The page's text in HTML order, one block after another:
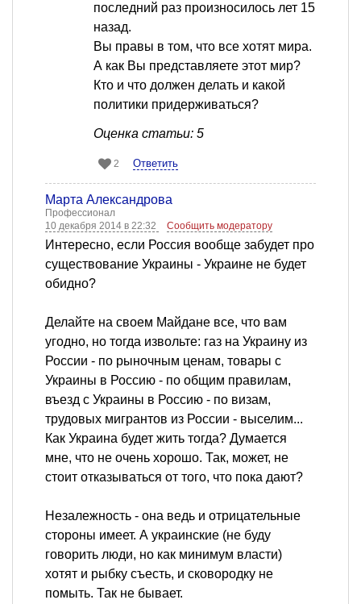
последний раз произносилось лет 15
назад.
Вы правы в том, что все хотят мира.
А как Вы представляете этот мир?
Кто и что должен делать и какой
политики придерживаться?
Оценка статьи: 5
2 Ответить
Марта Александрова
Профессионал
10 декабря 2014 в 22:32
Сообщить модератору
Интересно, если Россия вообще забудет про
существование Украины - Украине не будет
обидно?
Делайте на своем Майдане все, что вам
угодно, но тогда извольте: газ на Украину из
России - по рыночным ценам, товары с
Украины в Россию - по общим правилам,
въезд с Украины в Россию - по визам,
трудовых мигрантов из России - выселим...
Как Украина будет жить тогда? Думается
мне, что не очень хорошо. Так, может, не
стоит отказываться от того, что пока дают?
Незалежность - она ведь и отрицательные
стороны имеет. А украинские (не буду
говорить люди, но как минимум власти)
хотят и рыбку съесть, и сковородку не
помыть. Так не бывает.